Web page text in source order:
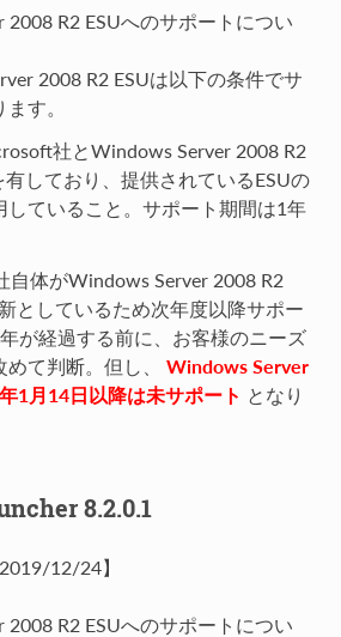
2008 R2 ESUへのサポートについ
2008 R2 ESUは以下の条件でサ
す。
社とWindows Server 2008 R2
有しており、提供されているESUの
していること。サポート期間は1年
自体がWindows Server 2008 R2
としているため次年度以降サポー
が経過する前に、お客様のニーズ
めて判断。但し、 Windows Server
1月14日以降は未サポート となり
8.2.0.1
12/24】
2008 R2 ESUへのサポートについ